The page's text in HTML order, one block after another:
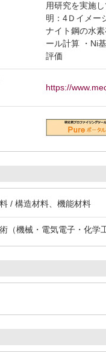
用研究を実施
明：4Ｄイメー
ナイト鋼の水
ール計算 ・Ni
評価
https://
/ 構造材料、機能材料
（機械・電気電子・化学